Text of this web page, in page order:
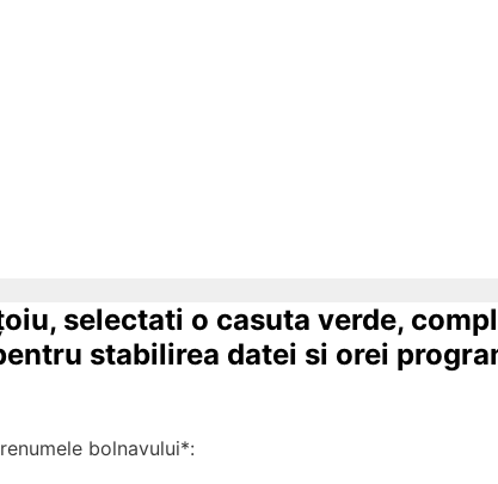
selectati o casuta verde,
stabilirea datei si orei
bolnavului*: